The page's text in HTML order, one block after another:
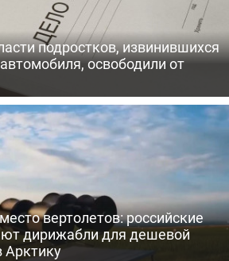
подростков, извинившихся
освободили от
вертолетов: российские
дирижабли для дешевой
Арктику